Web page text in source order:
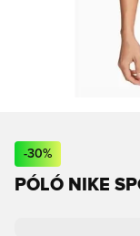
-30%
PÓLÓ NIKE